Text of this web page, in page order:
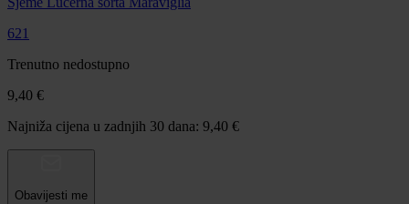
621
Trenutno nedostupno
9,40 €
Najniža cijena u zadnjih 30 dana: 9,40 €
Obavijesti me